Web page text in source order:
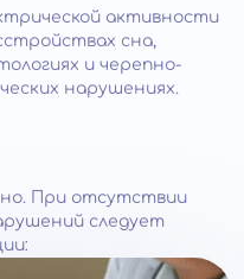
активности
сна,
и черепно-
нарушениях.
При отсутствии
следует